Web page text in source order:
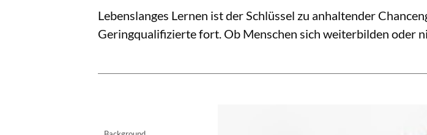
Lebenslanges Lernen ist der Schlüssel zu anhaltender
Geringqualifizierte fort. Ob Menschen sich weiterbilden oder